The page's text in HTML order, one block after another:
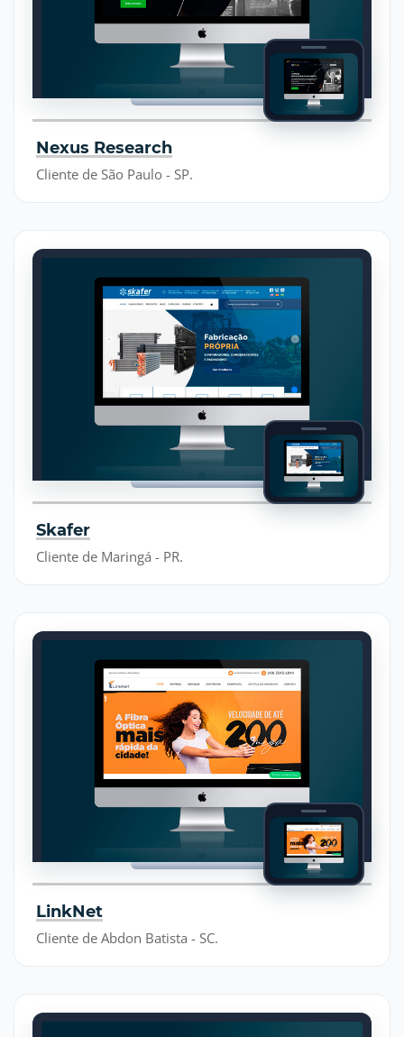
Nexus Research
Cliente de São Paulo - SP.
Skafer
Cliente de Maringá - PR.
LinkNet
Cliente de Abdon Batista - SC.